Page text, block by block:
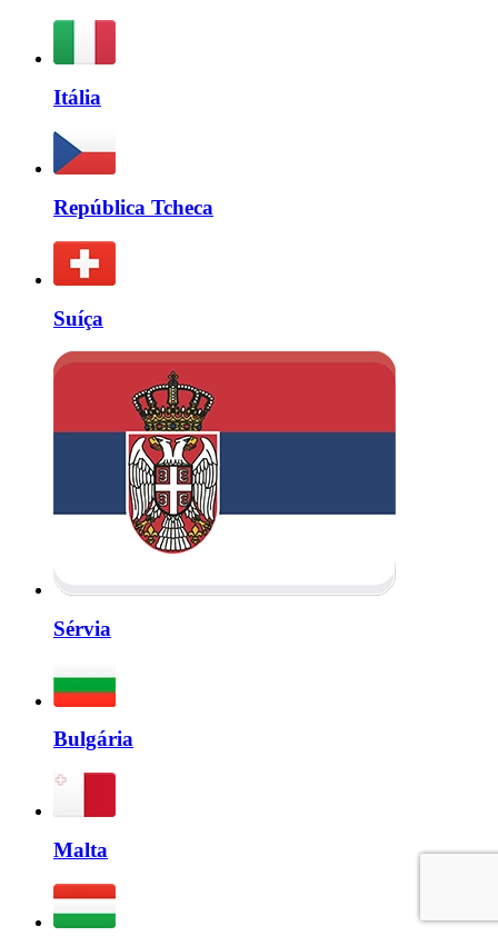
Itália
República Tcheca
Suíça
Sérvia
Bulgária
Malta